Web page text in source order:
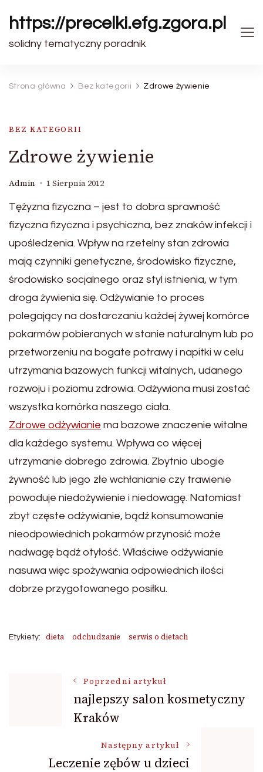
https://precelki.efg.zgora.pl
solidny tematyczny poradnik
Strona główna Bez kategorii Zdrowe żywienie
BEZ KATEGORII
Zdrowe żywienie
Admin 1 Sierpnia 2012
Tężyzna fizyczna – jest to dobra sprawność
fizyczna fizyczna i psychiczna, bez znaków infekcji i
upośledzenia. Wpływ na rzetelny stan zdrowia
mają czynniki genetyczne, środowisko fizyczne,
środowisko socjalnego oraz styl istnienia, w tym
droga żywienia się. Odżywianie to proces
polegający na dostarczaniu każdej żywej komórce
pokarmów pobieranych w stanie naturalnym lub po
przetworzeniu na bogate potrawy i napitki w celu
utrzymania bazowych funkcji witalnych, udanego
rozwoju i poziomu zdrowia. Odżywiona musi zostać
wszystka komórka naszego ciała.
Zdrowe odżywianie ma bazowe znaczenie witalne
dla każdego systemu. Wpływa co więcej
utrzymanie dobrego zdrowia. Zbytnio ubogie
żywność lub jego złe wchłanianie czy trawienie
powoduje niedożywienie i niedowagę. Natomiast
zbyt częste odżywianie, bądź konsumowanie
nieodpowiednich pokarmów przynosić może
nadwagę bądź otyłość. Właściwe odżywianie
nasuwa więc spożywania odpowiednich ilości
dobrze przygotowanego posiłku.
Etykiety: dieta odchudzanie serwis o dietach
Nawigacja
wpisu
Poprzedni artykuł
najlepszy salon kosmetyczny
Kraków
Następny artykuł
Leczenie zębów u dzieci